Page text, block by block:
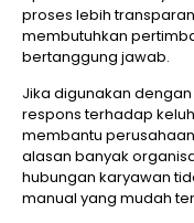
proses lebih
membutuhkan
bertanggung jawab.
Jika digunakan
respons terhadap
membantu
alasan banyak
hubungan karyawan
manual yang mudah